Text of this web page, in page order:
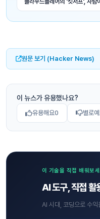
원문 보기 (Hacker News)
이 뉴스가 유용했나요?
유용해요0 별로
이 기술을 직접 배워보
AI 도구, 직접 활
AI 시대, 코딩으로 수